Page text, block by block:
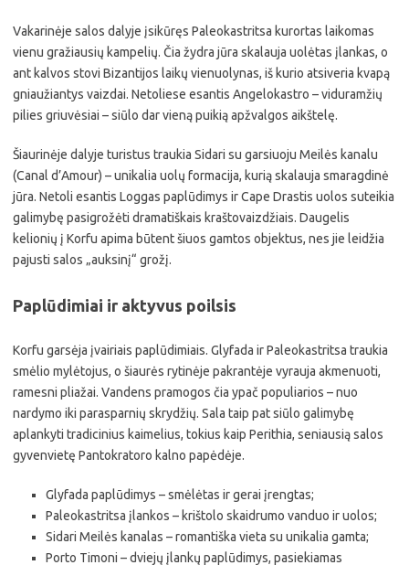
Vakarinėje salos dalyje įsikūręs Paleokastritsa kurortas laikomas
vienu gražiausių kampelių. Čia žydra jūra skalauja uolėtas įlankas, o
ant kalvos stovi Bizantijos laikų vienuolynas, iš kurio atsiveria kvapą
gniaužiantys vaizdai. Netoliese esantis Angelokastro – viduramžių
pilies griuvėsiai – siūlo dar vieną puikią apžvalgos aikštelę.
Šiaurinėje dalyje turistus traukia Sidari su garsiuoju Meilės kanalu
(Canal d’Amour) – unikalia uolų formacija, kurią skalauja smaragdinė
jūra. Netoli esantis Loggas paplūdimys ir Cape Drastis uolos suteikia
galimybę pasigrožėti dramatiškais kraštovaizdžiais. Daugelis
kelionių į Korfu apima būtent šiuos gamtos objektus, nes jie leidžia
pajusti salos „auksinį“ grožį.
Paplūdimiai ir aktyvus poilsis
Korfu garsėja įvairiais paplūdimiais. Glyfada ir Paleokastritsa traukia
smėlio mylėtojus, o šiaurės rytinėje pakrantėje vyrauja akmenuoti,
ramesni pliažai. Vandens pramogos čia ypač populiarios – nuo
nardymo iki parasparnių skrydžių. Sala taip pat siūlo galimybę
aplankyti tradicinius kaimelius, tokius kaip Perithia, seniausią salos
gyvenvietę Pantokratoro kalno papėdėje.
Glyfada paplūdimys – smėlėtas ir gerai įrengtas;
Paleokastritsa įlankos – krištolo skaidrumo vanduo ir uolos;
Sidari Meilės kanalas – romantiška vieta su unikalia gamta;
Porto Timoni – dviejų įlankų paplūdimys, pasiekiamas